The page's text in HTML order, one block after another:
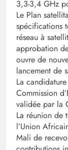
3,3-3,4 GHz
Le Plan
spécifications
réseau à
approbation
ouvre de
lancement de
La
Commission
validée par la
La réunion de
l’Union
Mali de